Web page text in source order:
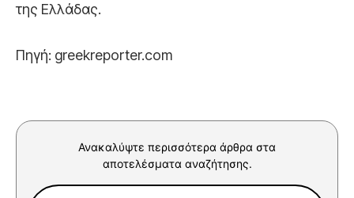
της Ελλάδας.
Πηγή: greekreporter.com
Ανακαλύψτε περισσότερα άρθρα στα
αποτελέσματα αναζήτησης.